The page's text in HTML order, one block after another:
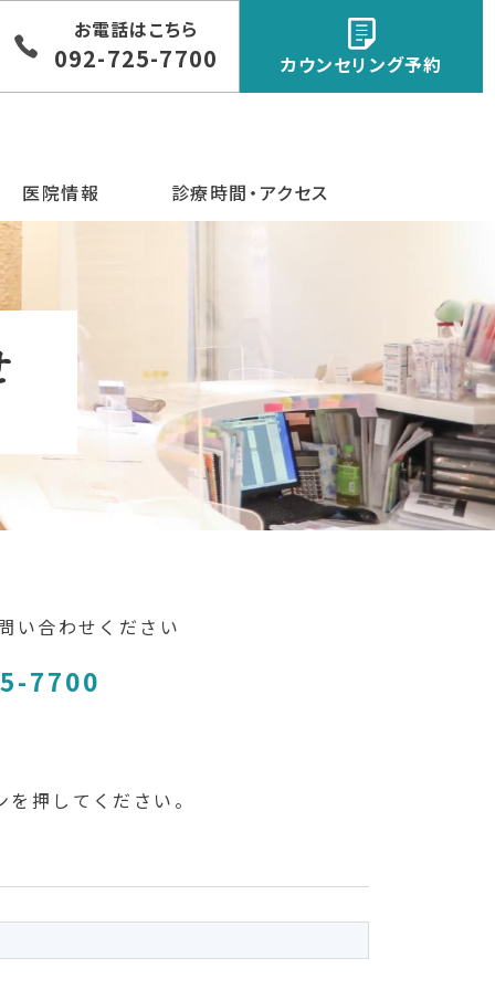
お電話はこちら
092-725-7700 カウンセリング予約
医院情報 診療時間・アクセス
い合わせください
7700
押してください。